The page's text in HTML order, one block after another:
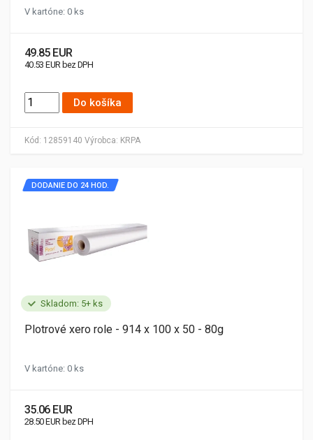
Kód: 12859140 Výrobca: KRPA
V kartóne: 0 ks
49.85 EUR
40.53 EUR bez DPH
Do košíka
Skladom: 5+ ks
DODANIE DO 24 HOD.
Plotrové xero role - 914 x 100 x 50 - 80g
V kartóne: 0 ks
35.06 EUR
28.50 EUR bez DPH